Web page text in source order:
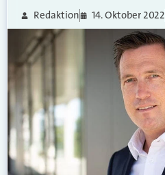
Redaktion 14. Oktober 2022